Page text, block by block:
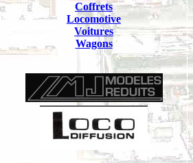
Coffrets
Locomotive
Voitures
Wagons